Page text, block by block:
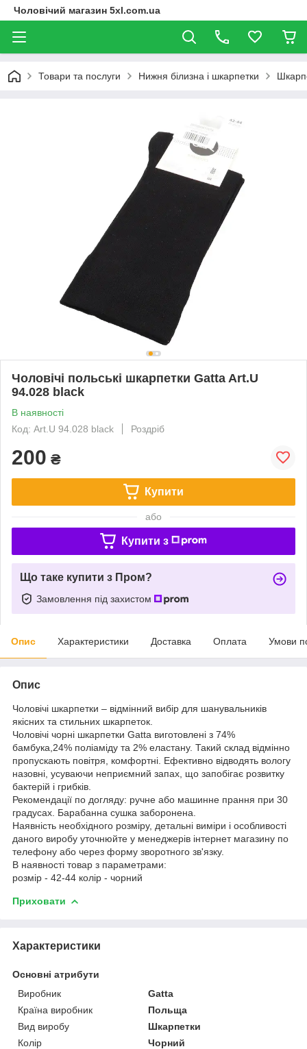
Чоловічий магазин 5xl.com.ua
Товари та послуги Нижня білизна і шкарпетки
Чоловічі польські шкарпетки Gatta Art.U
94.028 black
В наявності
Код: Art.U 94.028 black
Роздріб
200 ₴
Купити
або
Купити з
Що таке купити з Пром?
Замовлення під захистом
Опис Характеристики Доставка Оплата Умови
Опис
Чоловічі шкарпетки – відмінний вибір для шанувальників
якісних та стильних шкарпеток.
Чоловічі чорні шкарпетки Gatta виготовлені з 74%
бамбука,24% поліаміду та 2% еластану. Такий склад відмінно
пропускають повітря, комфортні. Ефективно відводять вологу
назовні, усуваючи неприємний запах, що запобігає розвитку
бактерій і грибків.
Рекомендації по догляду: ручне або машинне прання при 30
градусах. Барабанна сушка заборонена.
Наявність необхідного розміру, детальні виміри і особливості
даного виробу уточнюйте у менеджерів інтернет магазину по
телефону або через форму зворотного зв'язку.
В наявності товар з параметрами:
розмір - 42-44 колір - чорний
Приховати
Характеристики
Основні атрибути
Виробник
Gatta
Країна виробник
Польща
Вид виробу
Шкарпетки
Колір
Чорний